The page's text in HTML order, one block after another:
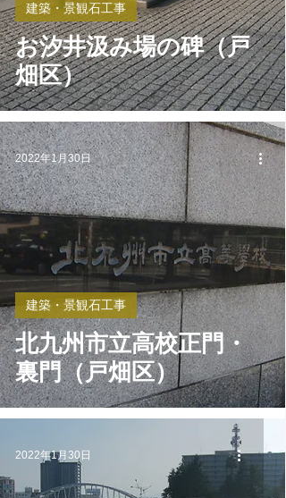
お汐井汲み場の碑（戸
畑区）
建築・景観石工事
北九州市立高校正門・
裏門（戸畑区）
建築・景観石工事
2022年1月30日
2022年1月30日